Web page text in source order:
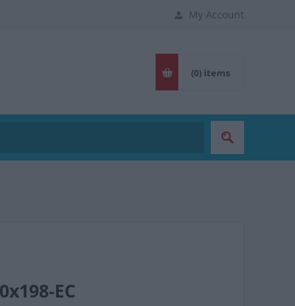
My Account
(0) items
EC